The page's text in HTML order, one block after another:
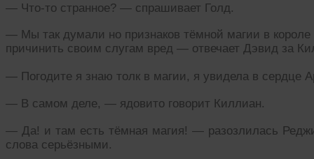
— Что-то странное? — спрашивает Голд.
— Мы так думали но признаков тёмной магии в
причинить своим слугам вред — отвечает Дэвид за
— Погодите я знаю толк в магии, я увидела в сердце
— В самом деле, — ядовито говорит Киллиан.
— Да! и там есть тёмная магия! — разозлилась
слова серьёзными.